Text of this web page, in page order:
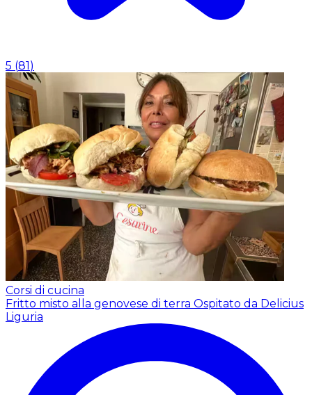
5 (81 )
Corsi di cucina
Fritto misto alla genovese di terra Ospitato da Delicius
Liguria